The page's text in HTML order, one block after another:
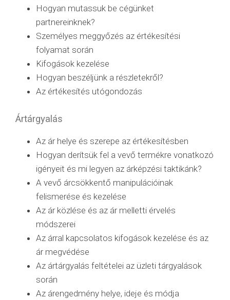
Hogyan mutassuk be cégünket
partnereinknek?
Személyes meggyőzés az értékesítési
folyamat során
Kifogások kezelése
Hogyan beszéljünk a részletekről?
Az értékesítés utógondozás
Ártárgyalás
Az ár helye és szerepe az értékesítésben
Hogyan derítsük fel a vevő termékre vonatkozó
igényeit és mi legyen az árképzési taktikánk?
A vevő árcsökkentő manipulációinak
felismerése és kezelése
Az ár közlése és az ár melletti érvelés
módszerei
Az árral kapcsolatos kifogások kezelése és az
ár megvédése
Az ártárgyalás feltételei az üzleti tárgyalások
során
Az árengedmény helye, ideje és módja